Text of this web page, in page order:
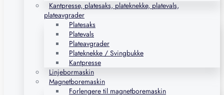
Kantpresse, platesaks, plateknekke, platevals,
plateavgrader
Platesaks
Platevals
Plateavgrader
Plateknekke / Svingbukke
Kantpresse
Linjebormaskin
Magnetboremaskin
Forlengere til magnetboremaskin